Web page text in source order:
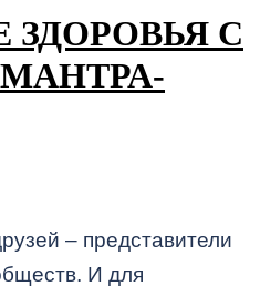
С
– представители
И для